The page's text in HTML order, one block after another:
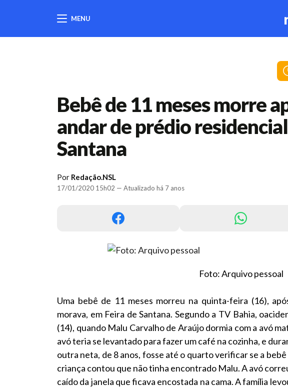
MENU
Bebê de 11 meses morre
andar de prédio
Santana
Por Redação.NSL
17/01/2020 15h02 — Atualizado há 7 anos
Foto: Arquivo pessoal
Uma bebê de 11 meses morreu na quinta-feira (16),
morava, em Feira de Santana. Segundo a TV Bahia,
(14), quando Malu Carvalho de Araújo dormia com a avó
avó teria se levantado para fazer um café na cozinha, e
outra neta, de 8 anos, fosse até o quarto verificar se a
criança contou que não tinha encontrado Malu. A avó
caído da janela que ficava encostada na cama. A família